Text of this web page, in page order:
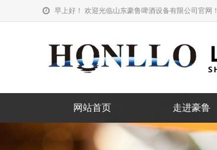
早上好！ 欢迎光临山东豪鲁啤酒设备有限公司官网！
网站首页 走进豪鲁